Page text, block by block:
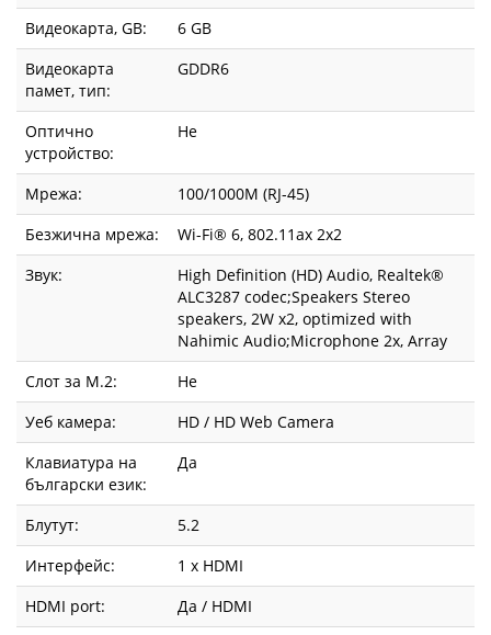
Видеокарта, GВ:
6 GB
Видеокарта
памет, тип:
GDDR6
Оптично
устройство:
Не
Мрежа:
100/1000M (RJ-45)
Безжична мрежа:
Wi-Fi® 6, 802.11ax 2x2
Звук:
High Definition (HD) Audio, Realtek®
ALC3287 codec;Speakers Stereo
speakers, 2W x2, optimized with
Nahimic Audio;Microphone 2x, Array
Слот за М.2:
Не
Уеб камера:
HD / HD Web Camera
Клавиатура на
български език:
Да
Блутут:
5.2
Интерфейс:
1 x HDMI
HDMI port:
Да / HDMI